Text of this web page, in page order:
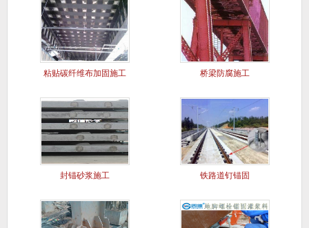
粘贴碳纤维布加固施工 桥梁防腐施工
封锚砂浆施工 铁路道钉锚固